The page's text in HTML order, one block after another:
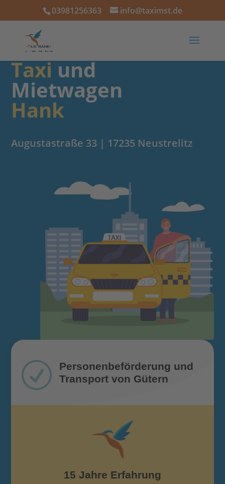
03981256363 info@taximst.de
Taxiund
Mietwagen
Hank
Augustastraße 33 | 17235 Neustrelitz
R
Personenbeförderung und
Transport von Gütern
15 Jahre Erfahrung